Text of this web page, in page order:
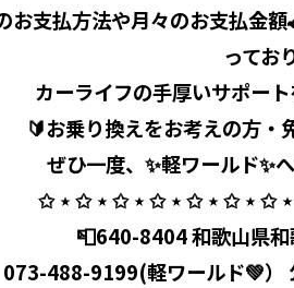
お支払方法や月々のお支払金
っており
カーライフの手厚いサポー
🔰お乗り換えをお考えの方・
ぜひ一度、✨軽ワールド✨
✩ ⋆ ✩ ⋆ ✩ ⋆ ✩ ⋆ ✩ ⋆ ✩ ⋆ ✩
📮640-8404 和歌山県
073-488-9199(軽ワールド💚）